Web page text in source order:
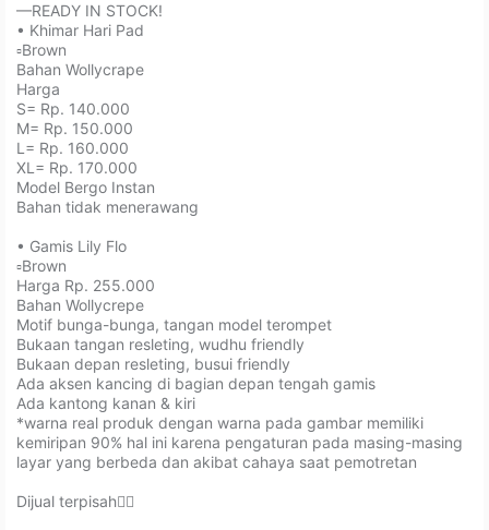
—READY IN STOCK!⁣
• Khimar Hari Pad⁣⁣⁣⁣⁣⁣
▫Brown⁣⁣⁣
Bahan Wollycrape⁣⁣⁣⁣⁣⁣
Harga⁣⁣⁣⁣⁣⁣
S= Rp. 140.000⁣⁣⁣⁣⁣⁣
M= Rp. 150.000⁣⁣⁣⁣⁣⁣
L= Rp. 160.000⁣⁣⁣⁣⁣⁣
XL= Rp. 170.000⁣⁣⁣⁣⁣⁣
Model Bergo Instan⁣⁣⁣⁣⁣⁣
Bahan tidak menerawang⁣⁣⁣⁣⁣⁣
• Gamis Lily Flo⁣⁣
▫Brown⁣⁣⁣
Harga Rp. 255.000⁣⁣
Bahan Wollycrepe⁣⁣
Motif bunga-bunga, tangan model terompet⁣⁣
Bukaan tangan resleting, wudhu friendly⁣⁣
Bukaan depan resleting, busui friendly⁣⁣
Ada aksen kancing di bagian depan tengah gamis⁣⁣
Ada kantong kanan & kiri⁣⁣
*warna real produk dengan warna pada gambar memiliki
kemiripan 90% hal ini karena pengaturan pada masing-masing
layar yang berbeda dan akibat cahaya saat pemotretan⁣⁣⁣⁣⁣⁣
Dijual terpisah👆🏻⁣⁣⁣⁣⁣⁣⁣⁣⁣